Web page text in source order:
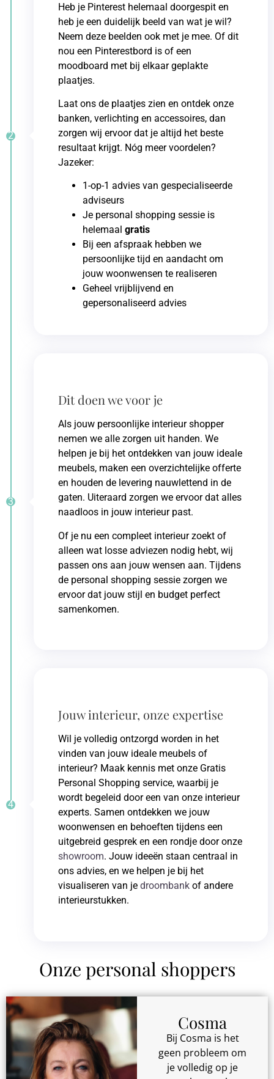
Heb je Pinterest helemaal doorgespit en
heb je een duidelijk beeld van wat je wil?
Neem deze beelden ook met je mee. Of dit
nou een Pinterestbord is of een
moodboard met bij elkaar geplakte
plaatjes.
Laat ons de plaatjes zien en ontdek onze
banken, verlichting en accessoires, dan
zorgen wij ervoor dat je altijd het beste
resultaat krijgt. Nóg meer voordelen?
Jazeker:
1-op-1 advies van gespecialiseerde
adviseurs
Je personal shopping sessie is
helemaal gratis
Bij een afspraak hebben we
persoonlijke tijd en aandacht om
jouw woonwensen te realiseren
Geheel vrijblijvend en
gepersonaliseerd advies
2
Dit doen we voor je
Als jouw persoonlijke interieur shopper
nemen we alle zorgen uit handen. We
helpen je bij het ontdekken van jouw ideale
meubels, maken een overzichtelijke offerte
en houden de levering nauwlettend in de
gaten. Uiteraard zorgen we ervoor dat alles
naadloos in jouw interieur past.
Of je nu een compleet interieur zoekt of
alleen wat losse adviezen nodig hebt, wij
passen ons aan jouw wensen aan. Tijdens
de personal shopping sessie zorgen we
ervoor dat jouw stijl en budget perfect
samenkomen.
3
Jouw interieur, onze expertise
Wil je volledig ontzorgd worden in het
vinden van jouw ideale meubels of
interieur? Maak kennis met onze Gratis
Personal Shopping service, waarbij je
wordt begeleid door een van onze interieur
experts. Samen ontdekken we jouw
woonwensen en behoeften tijdens een
uitgebreid gesprek en een rondje door onze
showroom. Jouw ideeën staan centraal in
ons advies, en we helpen je bij het
visualiseren van je droombank of andere
interieurstukken.
4
Onze personal shoppers
Cosma
Bij Cosma is het
geen probleem om
je volledig op je